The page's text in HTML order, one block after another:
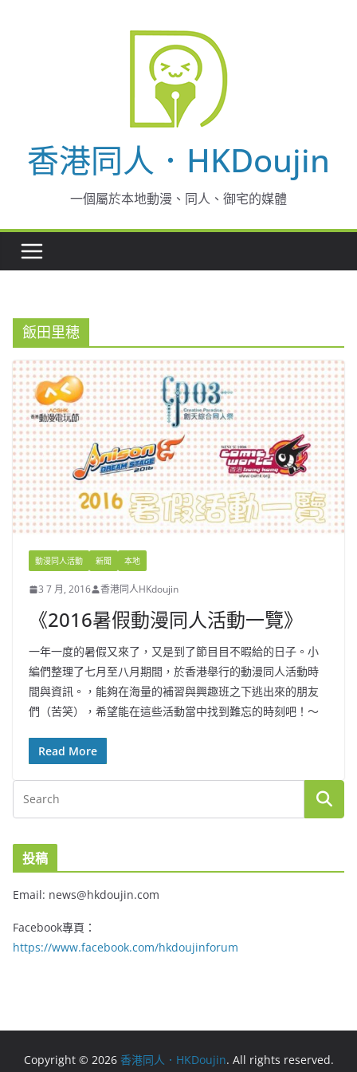
香港同人．HKDoujin
一個屬於本地動漫、同人、御宅的媒體
飯田里穂
動漫同人活動 新聞 本地
3 7 月, 2016 香港同人HKdoujin
《2016暑假動漫同人活動一覽》
一年一度的暑假又來了，又是到了節目目不暇給的日子。小
編們整理了七月至八月期間，於香港舉行的動漫同人活動時
間與資訊。，能夠在海量的補習與興趣班之下逃出來的朋友
們（苦笑），希望能在這些活動當中找到難忘的時刻吧！～
Read More
投稿
Email: news@hkdoujin.com
Facebook專頁：
https://www.facebook.com/hkdoujinforum
Copyright © 2026 香港同人．HKDoujin. All rights reserved.